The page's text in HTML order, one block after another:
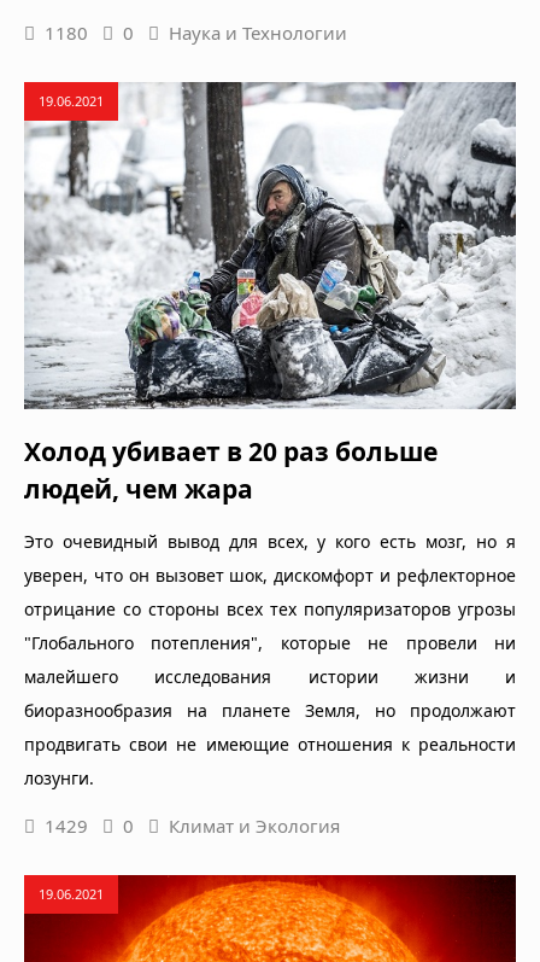
1180 0 Наука и Технологии
19.06.2021
Холод убивает в 20 раз больше
людей, чем жара
Это очевидный вывод для всех, у кого есть мозг, но я
уверен, что он вызовет шок, дискомфорт и рефлекторное
отрицание со стороны всех тех популяризаторов угрозы
"Глобального потепления", которые не провели ни
малейшего исследования истории жизни и
биоразнообразия на планете Земля, но продолжают
продвигать свои не имеющие отношения к реальности
лозунги.
1429 0 Климат и Экология
19.06.2021